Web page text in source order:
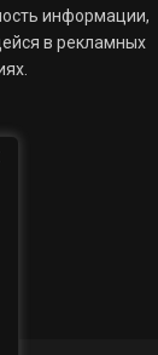
информации,
в рекламных